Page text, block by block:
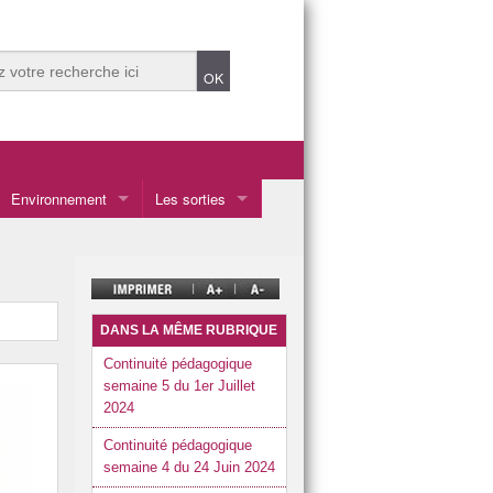
Environnement
Les sorties
Les voyages à l’étranger
DANS LA MÊME RUBRIQUE
Continuité pédagogique
semaine 5 du 1er Juillet
2024
Continuité pédagogique
semaine 4 du 24 Juin 2024